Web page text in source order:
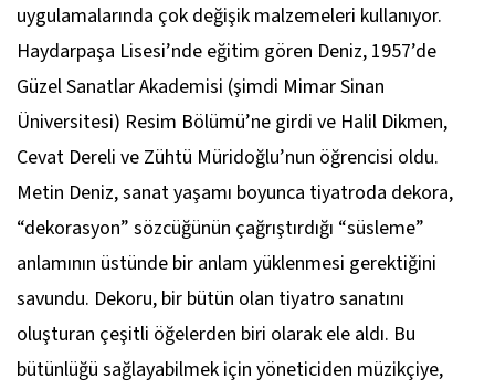
uygulamalarında çok değişik malzemeleri kullanıyor.
Haydarpaşa Lisesi’nde eğitim gören Deniz, 1957’de
Güzel Sanatlar Akademisi (şimdi Mimar Sinan
Üniversitesi) Resim Bölümü’ne girdi ve Halil Dikmen,
Cevat Dereli ve Zühtü Müridoğlu’nun öğrencisi oldu.
Metin Deniz, sanat yaşamı boyunca tiyatroda dekora,
“dekorasyon” sözcüğünün çağrıştırdığı “süsleme”
anlamının üstünde bir anlam yüklenmesi gerektiğini
savundu. Dekoru, bir bütün olan tiyatro sanatını
oluşturan çeşitli öğelerden biri olarak ele aldı. Bu
bütünlüğü sağlayabilmek için yöneticiden müzikçiye,